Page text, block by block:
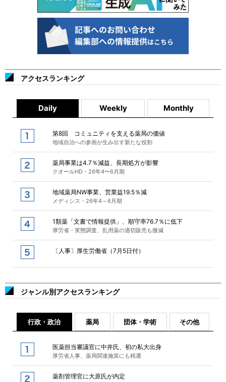
アクセスランキング
Daily Weekly Monthly
第8回 コミュニティを支える薬局の価値
地域自治への参画が生み出す新たな役割
薬局事業は4.7％減益、長期処方が影響
クオールHD・26年4〜6月期
地域薬局NW事業、営業益19.5％減
メディシス・26年4～6月期
1類薬「文書で情報提供」、順守率76.7％に低下
厚労省・実態調査、乱用薬の適切販売も微減
〔人事〕厚生労働省（7月5日付）
ジャンル別アクセスランキング
行政・政治 薬局 団体・学術 その他
医薬担当審議官に中井氏、初の私大出身
厚労省人事、薬局関連施策にも精通
薬剤管理官に大原氏が内定